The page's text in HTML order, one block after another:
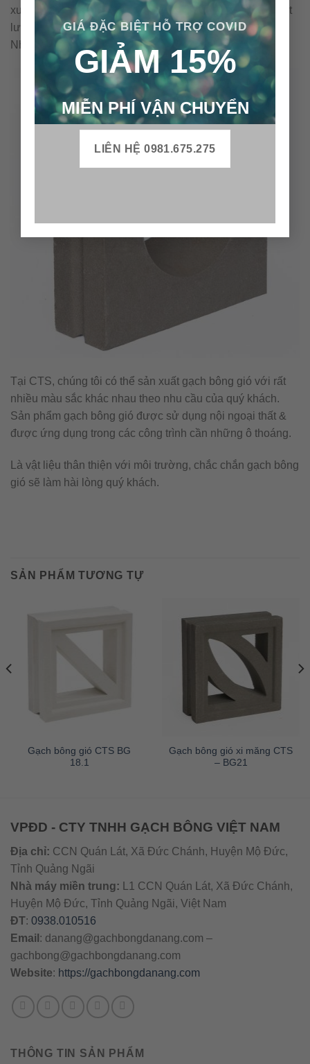
GIÁ ĐẶC BIỆT HỖ TRỢ COVID
GIẢM 15%
MIỄN PHÍ VẬN CHUYỂN
LIÊN HỆ 0981.675.275
xuất khẩu sang các thị trường có yêu cầu cao cấp về chất
lượng & an toàn sử dụng như: Hoa Kỳ, Thụy Điển, Anh,
Nhật Bản, Úc…
Tại CTS, chúng tôi có thể sản xuất gạch bông gió với rất
nhiều màu sắc khác nhau theo nhu cầu của quý khách.
Sản phẩm gạch bông gió được sử dụng nội ngoại thất &
được ứng dụng trong các công trình cần những ô thoáng.
Là vật liệu thân thiện với môi trường, chắc chắn gạch bông
gió sẽ làm hài lòng quý khách.
SẢN PHẨM TƯƠNG TỰ
Gạch bông gió CTS BG
18.1
Gạch bông gió xi măng CTS
– BG21
VPĐD - CTY TNHH GẠCH BÔNG VIỆT NAM
Địa chỉ: CCN Quán Lát, Xã Đức Chánh, Huyện Mộ Đức,
Tỉnh Quảng Ngãi
Nhà máy miền trung: L1 CCN Quán Lát, Xã Đức Chánh,
Huyện Mộ Đức, Tỉnh Quảng Ngãi, Việt Nam
ĐT: 0938.010516
Email : danang@gachbongdanang.com –
gachbong@gachbongdanang.com
Website: https://gachbongdanang.com
THÔNG TIN SẢN PHẨM